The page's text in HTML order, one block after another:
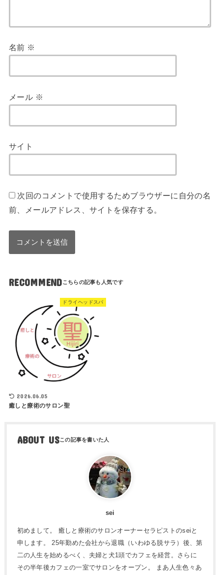
名前 ※
メール ※
サイト
次回のコメントで使用するためブラウザーに自分の名
前、メールアドレス、サイトを保存する。
RECOMMEND
ドライヘッドスパ
2026.06.05
癒しと療術のサロン聖
ABOUT US
sei
初めまして。 癒しと療術のサロンオーナーセラピストのseiと
申します。 25年勤めた会社から退職（いわゆる脱サラ）後、第
二の人生を始めるべく、夫婦と犬1頭でカフェを経営。さらに
その半年後カフェの一室でサロンをオープン。 まあ人生色々あ